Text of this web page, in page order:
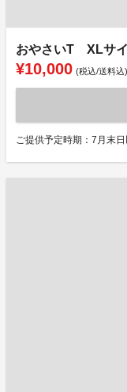
おやさいT XLサイ
¥10,000 (税込/送料込)
ご提供予定時期：7月末